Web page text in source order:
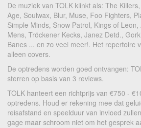
De muziek van TOLK klinkt als: The
Age, Soulwax, Blur, Muse, Foo Fighters,
Simple Minds, Snow Patrol, Kings of
Mens, Tröckener Kecks, Janez Detd.,
Banes ... en zo veel meer!. Het repertoire
alleen covers.
De optredens worden goed ontvangen:
sterren op basis van 3 reviews.
TOLK hanteert een richtprijs van €750 -
optredens. Houd er rekening mee dat
reisafstand en speelduur van invloed
gage maar schroom niet om het gesprek